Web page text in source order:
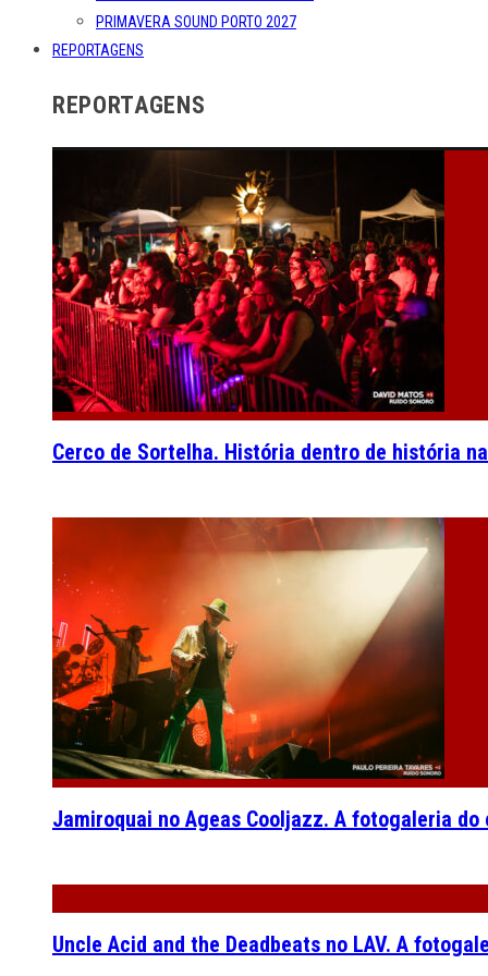
PRIMAVERA SOUND PORTO 2027
REPORTAGENS
REPORTAGENS
Cerco de Sortelha. História dentro de história
Jamiroquai no Ageas Cooljazz. A fotogaleria do
Uncle Acid and the Deadbeats no LAV. A